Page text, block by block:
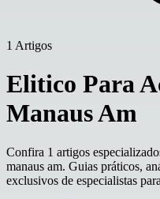
1 Artigos
Elitico Para
Manaus Am
Confira 1 artigos
manaus am. Guias práticos,
exclusivos de especialistas